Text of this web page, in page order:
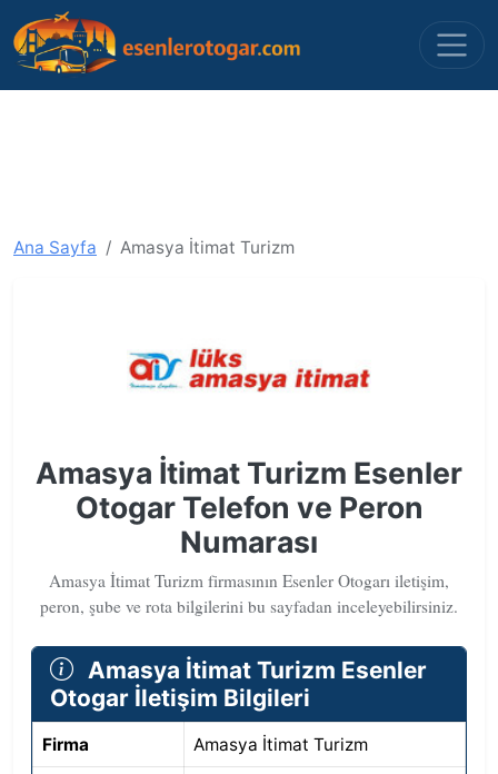
Ana Sayfa Amasya İtimat Turizm
Amasya İtimat Turizm Esenler
Otogar Telefon ve Peron
Numarası
Amasya İtimat Turizm firmasının Esenler Otogarı iletişim,
peron, şube ve rota bilgilerini bu sayfadan inceleyebilirsiniz.
Amasya İtimat Turizm Esenler
Otogar İletişim Bilgileri
Firma Amasya İtimat Turizm